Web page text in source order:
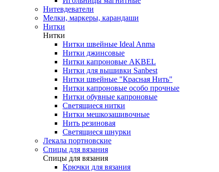
Нитевдеватели
Мелки, маркеры, карандаши
Нитки
Нитки
Нитки швейные Ideal Anma
Нитки джинсовые
Нитки капроновые AKBEL
Нитки для вышивки Sanbest
Нитки швейные "Красная Нить"
Нитки капроновые особо прочные
Нитки обувные капроновые
Светящиеся нитки
Нитки мешкозашивочные
Нить резиновая
Светящиеся шнурки
Лекала портновские
Спицы для вязания
Спицы для вязания
Крючки для вязания